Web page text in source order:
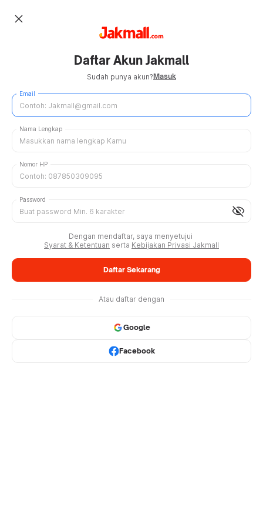
close
Daftar Akun Jakmall
Sudah punya akun?Masuk
Email
Nama Lengkap
Nomor HP
visibility_off
Password
Dengan mendaftar, saya menyetujui
Syarat & Ketentuan serta Kebijakan Privasi Jakmall
Daftar Sekarang
Atau daftar dengan
Google
Facebook